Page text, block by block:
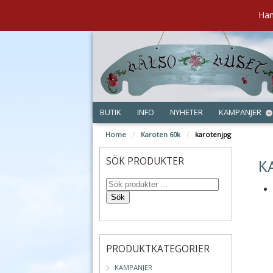
BUTIK INFO NYHETER KAMPANJER
Home / Karoten 60k / karotenjpg
SÖK PRODUKTER
Sök
PRODUKTKATEGORIER
KAMPANJER